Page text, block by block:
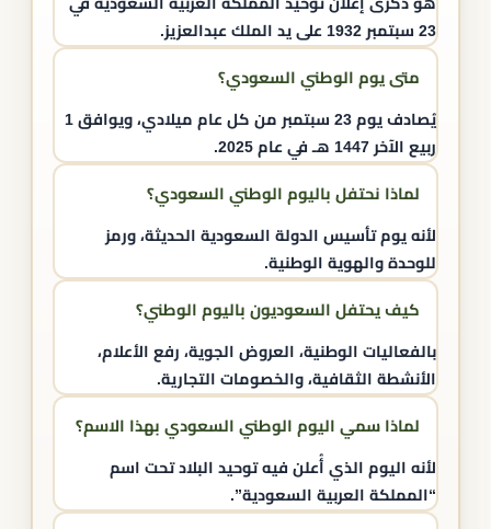
23 سبتمبر 1932 على يد الملك عبدالعزيز.
متى يوم الوطني السعودي​؟
يُصادف يوم 23 سبتمبر من كل عام ميلادي، ويوافق 1
ربيع الآخر 1447 هـ في عام 2025.
لماذا نحتفل باليوم الوطني السعودي​؟
لأنه يوم تأسيس الدولة السعودية الحديثة، ورمز
للوحدة والهوية الوطنية.
كيف يحتفل السعوديون باليوم الوطني؟
بالفعاليات الوطنية، العروض الجوية، رفع الأعلام،
الأنشطة الثقافية، والخصومات التجارية.​
لماذا سمي اليوم الوطني السعودي بهذا الاسم؟
لأنه اليوم الذي أُعلن فيه توحيد البلاد تحت اسم
“المملكة العربية السعودية”.​